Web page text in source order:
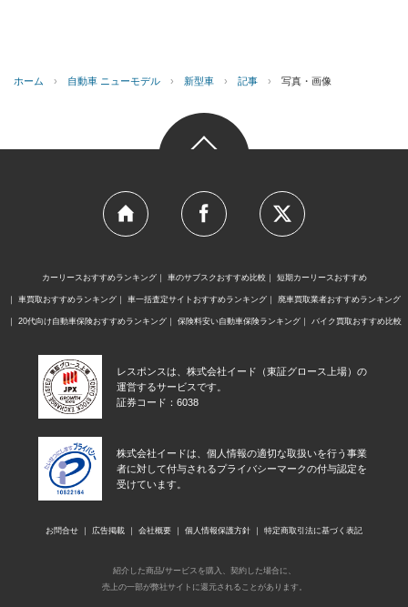
ホーム › 自動車 ニューモデル › 新型車 › 記事 › 写真・画像
カーリースおすすめランキング 車のサブスクおすすめ比較 短期カーリースおすすめ
車買取おすすめランキング 車一括査定サイトおすすめランキング 廃車買取業者おすすめランキング
20代向け自動車保険おすすめランキング 保険料安い自動車保険ランキング バイク買取おすすめ比較
レスポンスは、株式会社イード（東証グロース上場）の
運営するサービスです。
証券コード：6038
株式会社イードは、個人情報の適切な取扱いを行う事業
者に対して付与されるプライバシーマークの付与認定を
受けています。
お問合せ 広告掲載 会社概要 個人情報保護方針 特定商取引法に基づく表記
紹介した商品/サービスを購入、契約した場合に、
売上の一部が弊社サイトに還元されることがあります。